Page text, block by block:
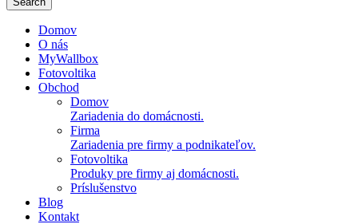
Domov
O nás
MyWallbox
Fotovoltika
Obchod
Domov
Zariadenia do domácnosti.
Firma
Zariadenia pre firmy a podnikateľov.
Fotovoltika
Produky pre firmy aj domácnosti.
Príslušenstvo
Blog
Kontakt